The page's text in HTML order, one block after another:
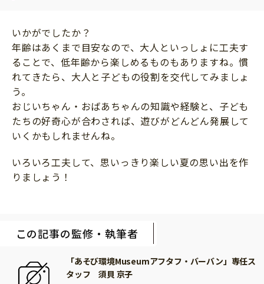
いかがでしたか？
年齢はあくまで目安なので、大人といっしょに工夫す
ることで、低年齢から楽しめるものもありますね。慣
れてきたら、大人と子どもの役割を交代してみましょ
う。
おじいちゃん・おばあちゃんの知識や経験と、子ども
たちの好奇心が合わされば、遊びがどんどん発展して
いくかもしれませんね。
いろいろ工夫して、思いっきり楽しい夏の思い出を作
りましょう！
この記事の監修・執筆者
「あそび環境Museumアフタフ・バーバン」専任ス
タッフ 須貝 京子